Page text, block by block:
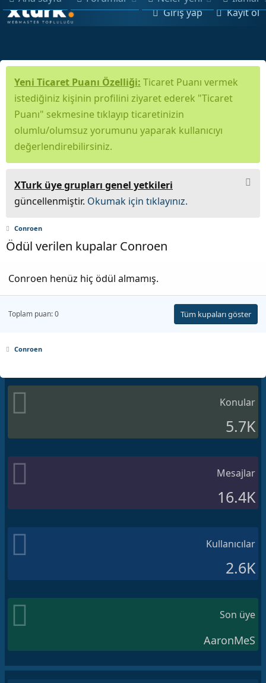
Giriş yap Kayıt ol
Yeni Ticaret Puanı Özelliği: Ticaret Puanı vermek
istediğiniz kişinin profilini ziyaret ederek "Ticaret
Puanı" sekmesine tıklayıp ticaretinizin
olumlu/olumsuz yorumunu yaparak kullanıcıyı
değerlendirebilirsiniz.
XTurk üye grupları genel yetkileri
güncellenmiştir. Okumak için tıklayınız.
Conroen
Ödül verilen kupalar Conroen
Conroen henüz hiç ödül almamış.
Toplam puan: 0 Tüm kupaları göster
Conroen
Konular
5.7K
Mesajlar
16.4K
Kullanıcılar
2.6K
Son üye
AaronMeS